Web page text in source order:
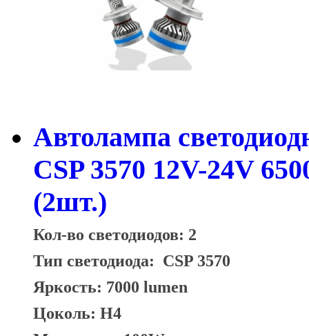
Автолампа
CSP 3570 12V-24V
(2шт.)
Кол-во светодиодов: 2
Тип светодиода: CSP 3570
Яркость: 7000 lumen
Цоколь: H4